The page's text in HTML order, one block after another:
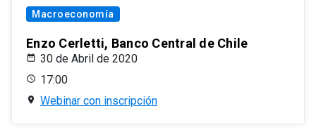
Macroeconomía
Enzo Cerletti, Banco Central de Chile
30 de Abril de 2020
17:00
Webinar con inscripción